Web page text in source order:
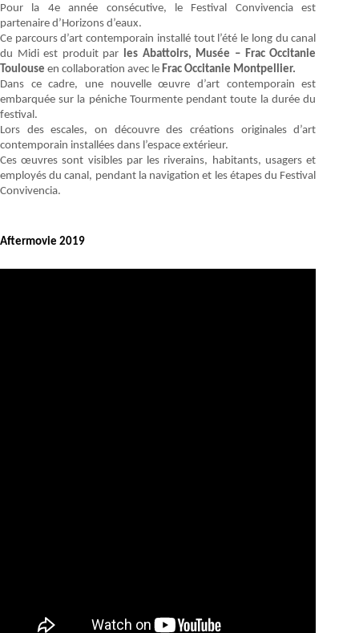
Pour la 4e année consécutive, le Festival Convivencia est
partenaire d’Horizons d’eaux.
Ce parcours d’art contemporain installé tout l’été le long du canal
du Midi est produit par les Abattoirs, Musée – Frac Occitanie
Toulouse en collaboration avec le Frac Occitanie Montpellier.
Dans ce cadre, une nouvelle œuvre d’art contemporain est
embarquée sur la péniche Tourmente pendant toute la durée du
festival.
Lors des escales, on découvre des créations originales d’art
contemporain installées dans l’espace extérieur.
Ces œuvres sont visibles par les riverains, habitants, usagers et
employés du canal, pendant la navigation et les étapes du Festival
Convivencia.
Aftermovie 2019